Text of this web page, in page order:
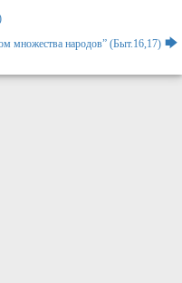
множества народов” (Быт.16,17) 🡆